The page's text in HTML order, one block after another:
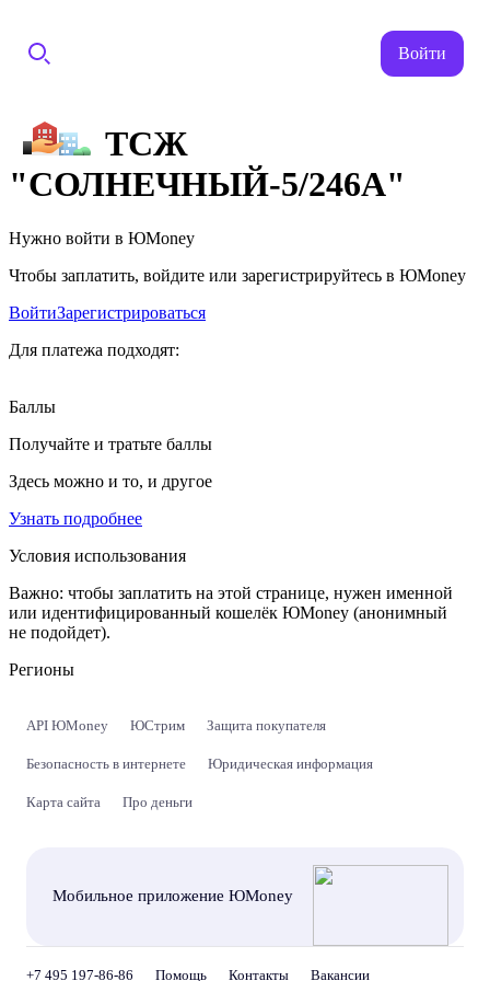
Войти
ТСЖ
"СОЛНЕЧНЫЙ-5/246А"
Нужно войти в ЮMoney
Чтобы заплатить, войдите или зарегистрируйтесь в ЮMoney
ВойтиЗарегистрироваться
Для платежа подходят:
Баллы
Получайте и тратьте баллы
Здесь можно и то, и другое
Узнать подробнее
Условия использования
Важно: чтобы заплатить на этой странице, нужен именной
или идентифицированный кошелёк ЮMoney (анонимный
не подойдет).
Регионы
API ЮMoney ЮСтрим Защита покупателя
Безопасность в интернете Юридическая информация
Карта сайта Про деньги
Мобильное приложение ЮMoney
+7 495 197-86-86 Помощь Контакты Вакансии